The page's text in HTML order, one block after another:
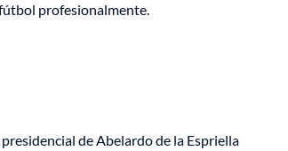
profesionalmente.
de Abelardo de la Espriella